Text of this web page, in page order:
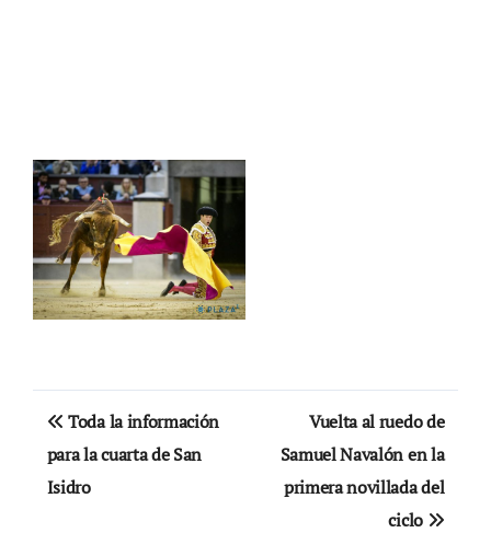
Navegación
de
entradas
Toda la información
para la cuarta de San
Isidro
Vuelta al ruedo de
Samuel Navalón en la
primera novillada del
ciclo